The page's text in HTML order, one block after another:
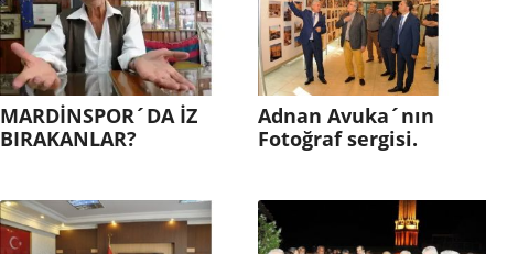
MARDİNSPOR´DA İZ
BIRAKANLAR?
Adnan Avuka´nın
Fotoğraf sergisi.